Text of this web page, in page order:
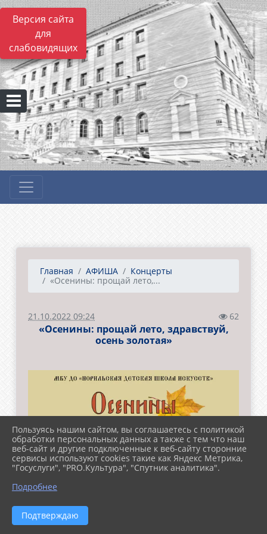
Версия сайта
для
слабовидящих
Главная АФИША
Концерты
«Осенины: прощай лето,...
21.10.2022 09:24 62
«Осенины: прощай лето, здравствуй,
осень золотая»
Пользуясь нашим сайтом, вы соглашаетесь с политикой
обработки персональных данных а также с тем что наш
веб-сайт и другие подключенные к веб-сайту сторонние
сервисы используют cookies такие как Яндекс Метрика,
"Госуслуги", "PRO.Культура", "Спутник аналитика".
Подробнее
Подтверждаю